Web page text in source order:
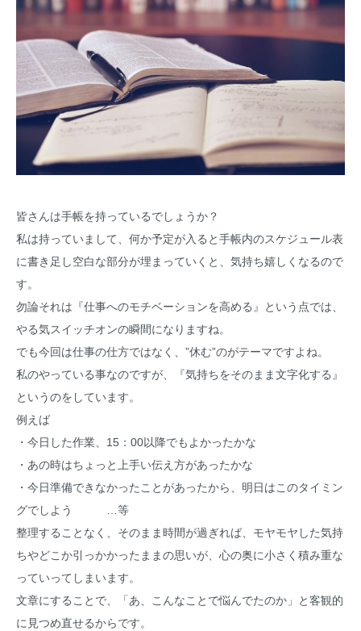
皆さんは手帳を持っているでしょうか？
私は持っていまして、何か予定が入ると手帳内のスケジュール表
に書き足し空白な部分が埋まっていくと、気持ち嬉しくなるので
す。
勿論それは『仕事へのモチベーションを高める』という点では、
やる気スイッチオンの瞬間になりますね。
でも今回は仕事の仕方ではなく、”休む”のがテーマですよね。
私のやっている事なのですが、『気持ちをそのまま文字化する』
というのをしています。
例えば
・今日した作業、15：00以降でもよかったかな
・あの時はちょっと上手い伝え方があったかな
・今日準備できなかったことがあったから、明日はこのタイミン
グでしよう …等
整理することなく、そのまま時間が過ぎれば、モヤモヤした気持
ちやどこか引っかかったままの思いが、心の奥に小さく積み重な
っていってしまいます。
文章にすることで、「あ、こんなことで悩んでたのか」と客観的
に見つめ直せるからです。